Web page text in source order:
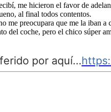
me hicieron el favor de
al final todos contentos.
me preocupara que me la iban a
del coche, pero el chico súper
por aquí...